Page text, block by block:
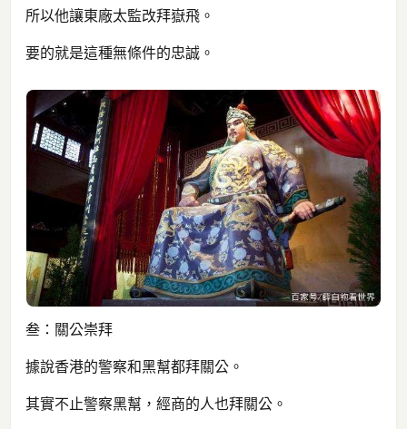
所以他讓東廠太監改拜嶽飛。
要的就是這種無條件的忠誠。
叁：關公崇拜
據說香港的警察和黑幫都拜關公。
其實不止警察黑幫，經商的人也拜關公。